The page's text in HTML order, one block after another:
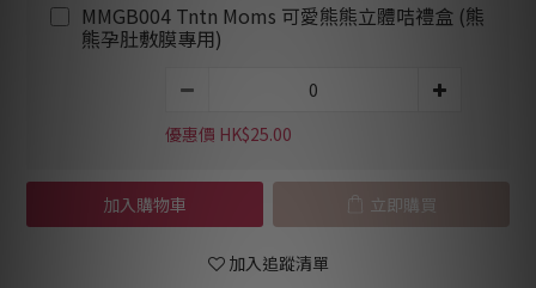
MMGB004 Tntn Moms 可愛熊熊立體咭禮盒 (熊
熊孕肚敷膜專用)
優惠價 HK$25.00
加入購物車 立即購買
加入追蹤清單